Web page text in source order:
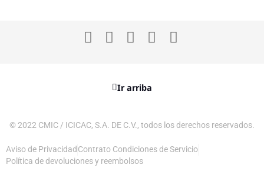
Ir arriba
© 2022 CMIC / ICICAC, S.A. DE C.V., todos los derechos reservados.
Aviso de Privacidad Contrato Condiciones de Servicio
Política de devoluciones y reembolsos